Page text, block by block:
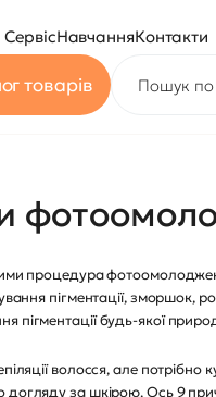
СервісНавчанняКонтакти
товарів
процедура
пігментації,
будь-якої
волосся, але
догляду за шкірою. Ось 9